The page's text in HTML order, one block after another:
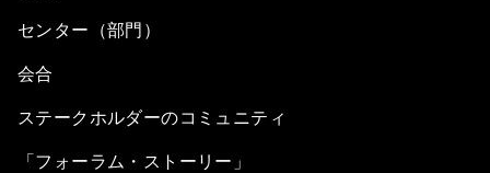
センター（部門）
会合
ステークホルダーのコミュニティ
「フォーラム・ストーリー」